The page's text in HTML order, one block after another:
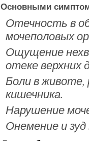
Основными
Отечность в
мочеполовых
Ощущение
отеке верхних
Боли в животе,
кишечника.
Нарушение
Онемение и